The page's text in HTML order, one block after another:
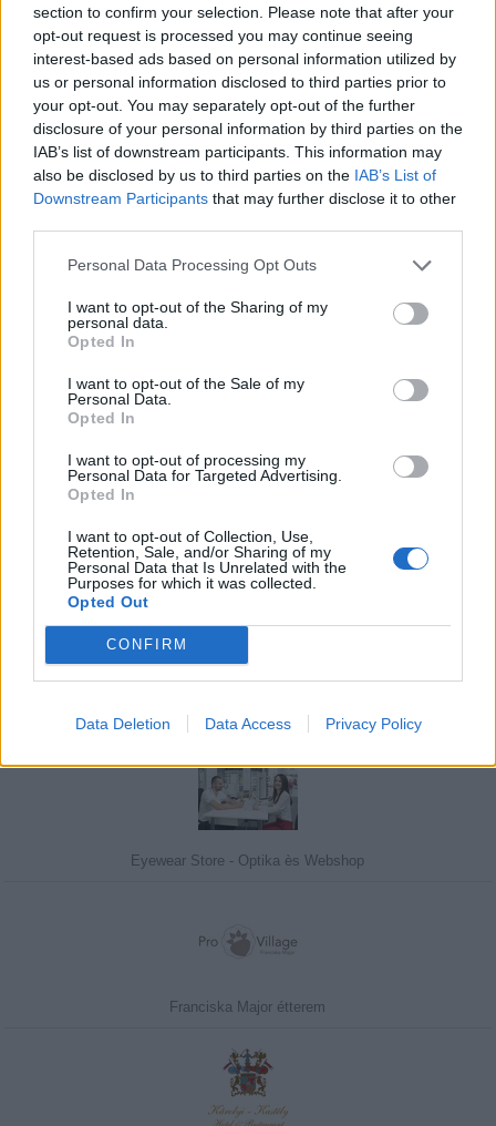
section to confirm your selection. Please note that after your
opt-out request is processed you may continue seeing
interest-based ads based on personal information utilized by
us or personal information disclosed to third parties prior to
your opt-out. You may separately opt-out of the further
disclosure of your personal information by third parties on the
IAB’s list of downstream participants. This information may
also be disclosed by us to third parties on the IAB’s List of
Downstream Participants that may further disclose it to other
Personal Data Processing Opt Outs
I want to opt-out of the Sharing of my
personal data.
Opted In
I want to opt-out of the Sale of my
Personal Data.
Opted In
I want to opt-out of processing my
Personal Data for Targeted Advertising.
Opted In
I want to opt-out of Collection, Use,
Retention, Sale, and/or Sharing of my
Personal Data that Is Unrelated with the
Purposes for which it was collected.
Opted Out
CONFIRM
Data Deletion Data Access Privacy Policy
Minősítés
Hogyan lehet minősített
kutyabarát helyed?
Megismerem
Javasolj egy kutyabarát helyet!
Eyewear Store - Optika ès Webshop
Franciska Major étterem